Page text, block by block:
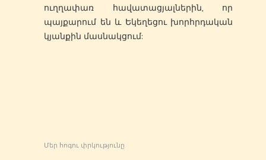
ուղղափառ հավատացյալներին, որ
պայքարում են և Եկեղեցու խորհրդական
կյանքին մասնակցում:
Մեր հոգու փրկությունը